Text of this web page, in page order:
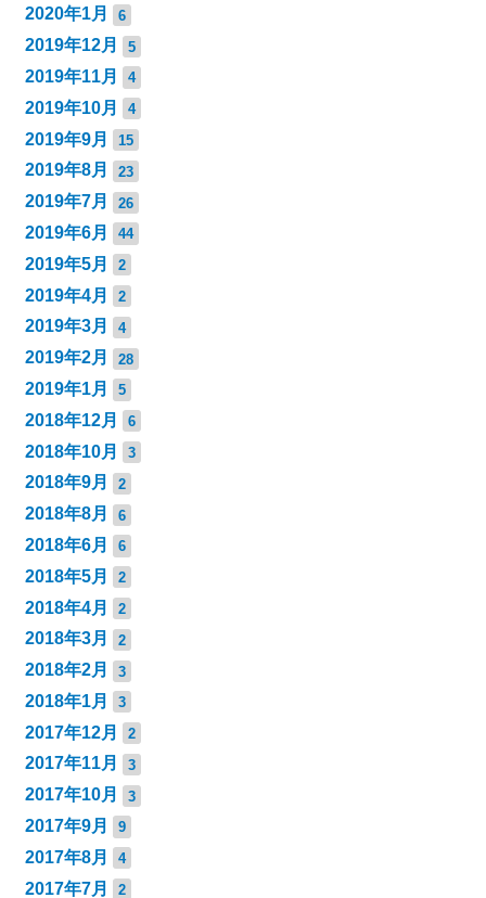
2020年1月 6
2019年12月 5
2019年11月 4
2019年10月 4
2019年9月 15
2019年8月 23
2019年7月 26
2019年6月 44
2019年5月 2
2019年4月 2
2019年3月 4
2019年2月 28
2019年1月 5
2018年12月 6
2018年10月 3
2018年9月 2
2018年8月 6
2018年6月 6
2018年5月 2
2018年4月 2
2018年3月 2
2018年2月 3
2018年1月 3
2017年12月 2
2017年11月 3
2017年10月 3
2017年9月 9
2017年8月 4
2017年7月 2